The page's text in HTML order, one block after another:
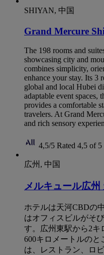
SHIYAN, 中国
Grand Mercure
The 198 rooms and
showcasing city and
combines simplicity,
enhance your stay. Its 3
global and local Hubei
adaptable event spaces,
provides a comfortable
travelers. At Grand
and rich sensory
4,5/5 Rated 4,5 of 5
広州, 中国
メルキュール広
ホテルは天河CBDの
はオフィスビルがそ
す。広州東駅から2キ
600キロメートルの
は、レストラン、ロ